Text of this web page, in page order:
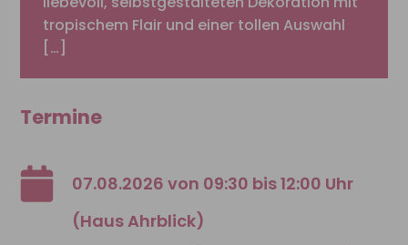
tropischem Flair und einer tollen Auswahl
[…]
Termine
07.08.2026 von 09:30 bis 12:00 Uhr
(Haus Ahrblick)